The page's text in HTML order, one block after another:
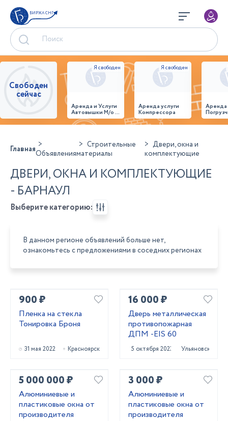
БИРЖА СНГ
Свободен
сейчас
Аренда и Услуги
Автовышки М/о г.
Домодедово
26,28,32 место
Аренда услуги
Компрессора
ГлавнаяОбъявления
Строительные
материалы
Двери, окна и
комплектующие
ДВЕРИ, ОКНА И КОМПЛЕКТУЮЩИЕ
- БАРНАУЛ
Выберите категорию:
В данном регионе объявлений больше нет,
ознакомьтесь с предложениями в соседних регионах
900 ₽
Пленка на стекла
Тонировка Броня
31 мая 2022 Красноярск
16 000 ₽
Дверь металлическая
противопожарная
ДПМ -EIS 60
5 октября 2023 Ульяновск
5 000 000 ₽
Алюминиевые и
пластиковые окна от
производителя
3 000 ₽
Алюминиевые и
пластиковые окна от
производителя